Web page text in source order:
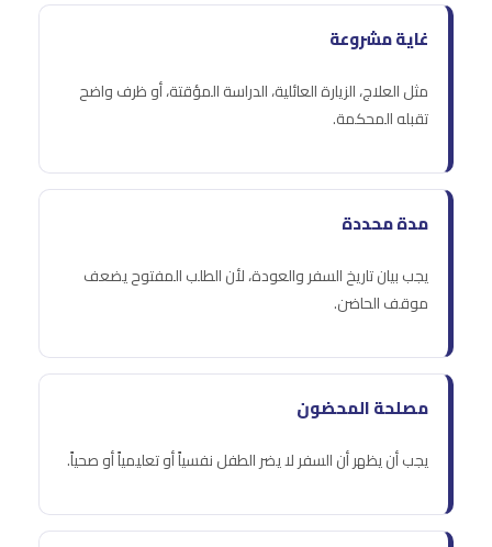
غاية مشروعة
مثل العلاج، الزيارة العائلية، الدراسة المؤقتة، أو ظرف واضح
تقبله المحكمة.
مدة محددة
يجب بيان تاريخ السفر والعودة، لأن الطلب المفتوح يضعف
موقف الحاضن.
مصلحة المحضون
يجب أن يظهر أن السفر لا يضر الطفل نفسياً أو تعليمياً أو صحياً.